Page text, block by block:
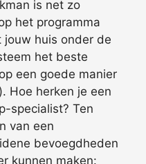
is net zo
het programma
jouw huis onder de
het beste
een goede manier
). Hoe herken je een
specialist? Ten
van een
bevoegdheden
kunnen maken: